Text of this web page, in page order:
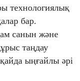
технологиялық
бар.
санын және
таңдау
ыңғайлы әрі